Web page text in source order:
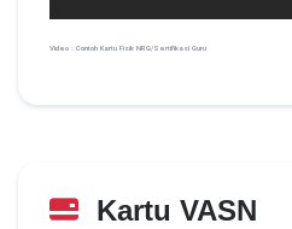
Video : Contoh Kartu Fisik NRG/Sertifikasi Guru
Kartu VASN